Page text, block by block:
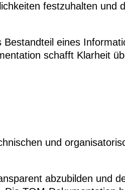
festzuhalten und
eines
schafft Klarheit
und
abzubilden und